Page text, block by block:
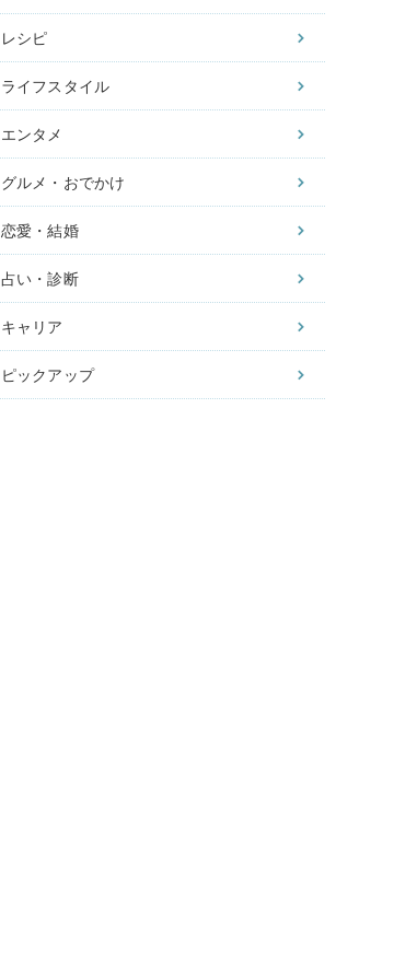
レシピ
ライフスタイル
エンタメ
グルメ・おでかけ
恋愛・結婚
占い・診断
キャリア
ピックアップ